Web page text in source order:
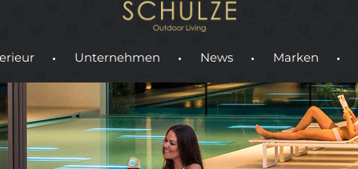
Unternehmen News Marken